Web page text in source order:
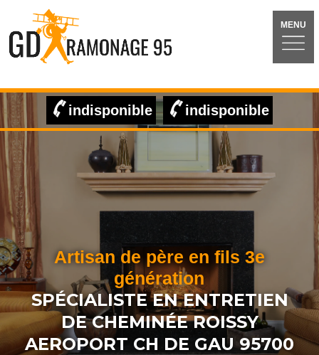
MENU
indisponible indisponible
Artisan de père en fils 3e
génération
SPÉCIALISTE EN ENTRETIEN
DE CHEMINÉE ROISSY
AEROPORT CH DE GAU 95700